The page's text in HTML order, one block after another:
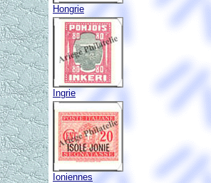
Hongrie
Ingrie
Ioniennes